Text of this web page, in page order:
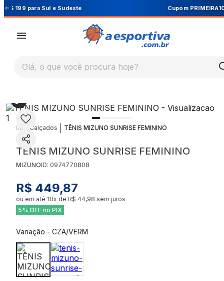
Cupom PRIMEIRA10 para 10% OFF na 1ª compra
Olá, o que você procura hoje?
Calçados TÊNIS MIZUNO SUNRISE FEMININO
TÊNIS MIZUNO SUNRISE FEMININO
MIZUNOID: 0974770808
R$ 449,87
ou em até 10x de R$ 44,98 sem juros
5% OFF no PIX
Variação - CZA/VERM